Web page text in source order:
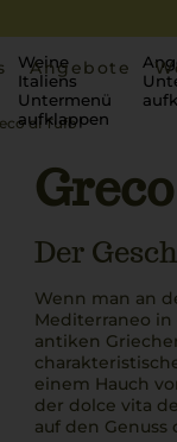
Weine
Italiens
Untermenü
aufklappen
Angebote
di Tufo
Der
Wenn man an
Mediterraneo in
antiken
einem Hauch
der dolce vita
auf den Genuss